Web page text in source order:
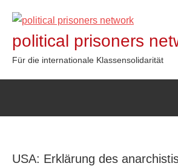
Inhalt
springen
political prisoners
Für die internationale Klassensolidarität
USA: Erklärung des